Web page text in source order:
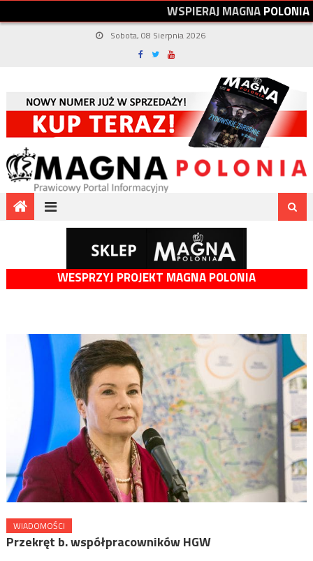
WSPIERAJMAGNAPOLONIA
Sobota, 08 Sierpnia 2026
WESPRZYJ PROJEKT MAGNA POLONIA
WIADOMOŚCI
Przekręt b. współpracowników HGW